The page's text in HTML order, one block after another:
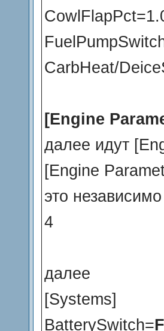
CarbHeat/
[Engine
далее идут
[Engine
это
4
далее
[Systems]
BatterySwitch=